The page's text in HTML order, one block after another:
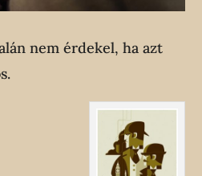
nem érdekel, ha azt